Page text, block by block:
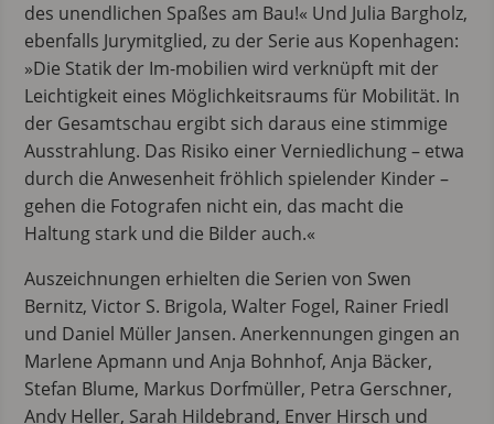
des unendlichen Spaßes am Bau!« Und Julia Bargholz,
ebenfalls Jurymitglied, zu der Serie aus Kopenhagen:
»Die Statik der Im-mobilien wird verknüpft mit der
Leichtigkeit eines Möglichkeitsraums für Mobilität. In
der Gesamtschau ergibt sich daraus eine stimmige
Ausstrahlung. Das Risiko einer Verniedlichung – etwa
durch die Anwesenheit fröhlich spielender Kinder –
gehen die Fotografen nicht ein, das macht die
Haltung stark und die Bilder auch.«
Auszeichnungen erhielten die Serien von Swen
Bernitz, Victor S. Brigola, Walter Fogel, Rainer Friedl
und Daniel Müller Jansen. Anerkennungen gingen an
Marlene Apmann und Anja Bohnhof, Anja Bäcker,
Stefan Blume, Markus Dorfmüller, Petra Gerschner,
Andy Heller, Sarah Hildebrand, Enver Hirsch und